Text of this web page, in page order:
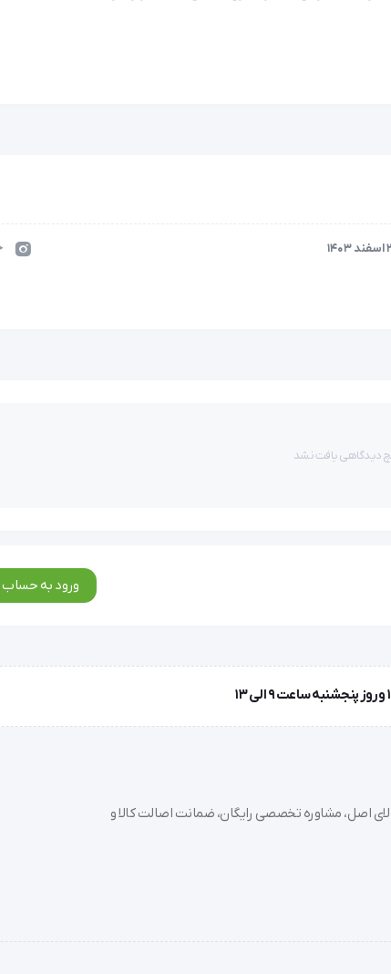
دیدگاهی یافت نشد
ورود به حساب
پزشکی عمده و جزئی با بهترین قیمت از سدان مد؛ بیش از 7000 کالای اصل، مشاوره تخصصی رایگان، ضمانت اصالت کالا و